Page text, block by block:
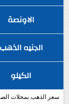
الاونصة
الجنيه الذهب
الكيلو
سعر الذهب بمحلات